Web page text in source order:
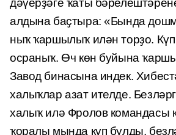
дәүерҙәге ҡаты
алдына баҫтыра: «Бында
ныҡ ҡаршылыҡ илән торҙо. Күп
осраныҡ. Өч көн буйына
Завод бинасына индек.
халыҡлар азат ителде.
халыҡ илә Фролов командасы
ҡоралы мында күп булды,